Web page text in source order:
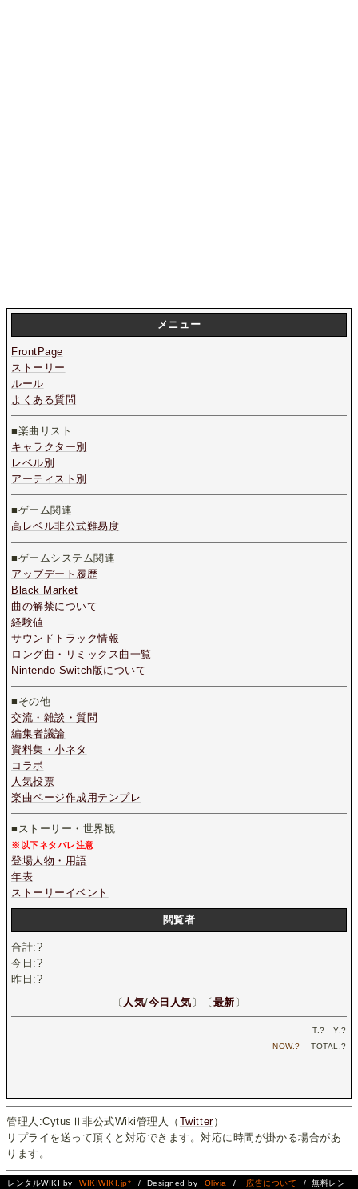
メニュー
FrontPage
ストーリー
ルール
よくある質問
■楽曲リスト
キャラクター別
レベル別
アーティスト別
■ゲーム関連
高レベル非公式難易度
■ゲームシステム関連
アップデート履歴
Black Market
曲の解禁について
経験値
サウンドトラック情報
ロング曲・リミックス曲一覧
Nintendo Switch版について
■その他
交流・雑談・質問
編集者議論
資料集・小ネタ
コラボ
人気投票
楽曲ページ作成用テンプレ
■ストーリー・世界観
※以下ネタバレ注意
登場人物・用語
年表
ストーリーイベント
閲覧者
合計:?
今日:?
昨日:?
〔 人気/今日人気 〕〔 最新 〕
T.? Y.?
NOW.? TOTAL.?
管理人:CytusⅡ非公式Wiki管理人（ Twitter）
リプライを送って頂くと対応できます。対応に時間が掛かる場合があ
ります。
レンタルWIKI by WIKIWIKI.jp* / Designed by Olivia / 広告について / 無料レン